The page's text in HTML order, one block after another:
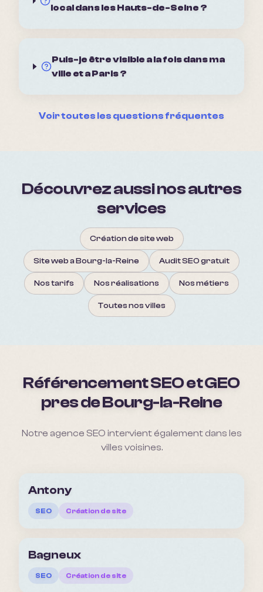
local dans les Hauts-de-Seine ?
Puis-je être visible a la fois dans ma
ville et a Paris ?
Voir toutes les questions fréquentes
Découvrez aussi nos autres
services
Création de site web
Site web a Bourg-la-Reine Audit SEO gratuit
Nos tarifs Nos réalisations Nos métiers
Toutes nos villes
Référencement SEO et GEO
pres deBourg-la-Reine
Notre agence SEO intervient également dans les
villes voisines.
Antony
SEO Création de site
Bagneux
SEO Création de site